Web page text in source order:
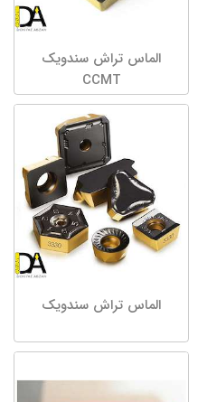
الماس تراش سندویک
CCMT
الماس تراش سندویک